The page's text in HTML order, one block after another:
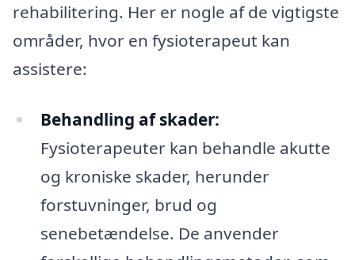
rehabilitering. Her er nogle af de vigtigste
områder, hvor en fysioterapeut kan
assistere:
Behandling af skader:
Fysioterapeuter kan behandle akutte
og kroniske skader, herunder
forstuvninger, brud og
senebetændelse. De anvender